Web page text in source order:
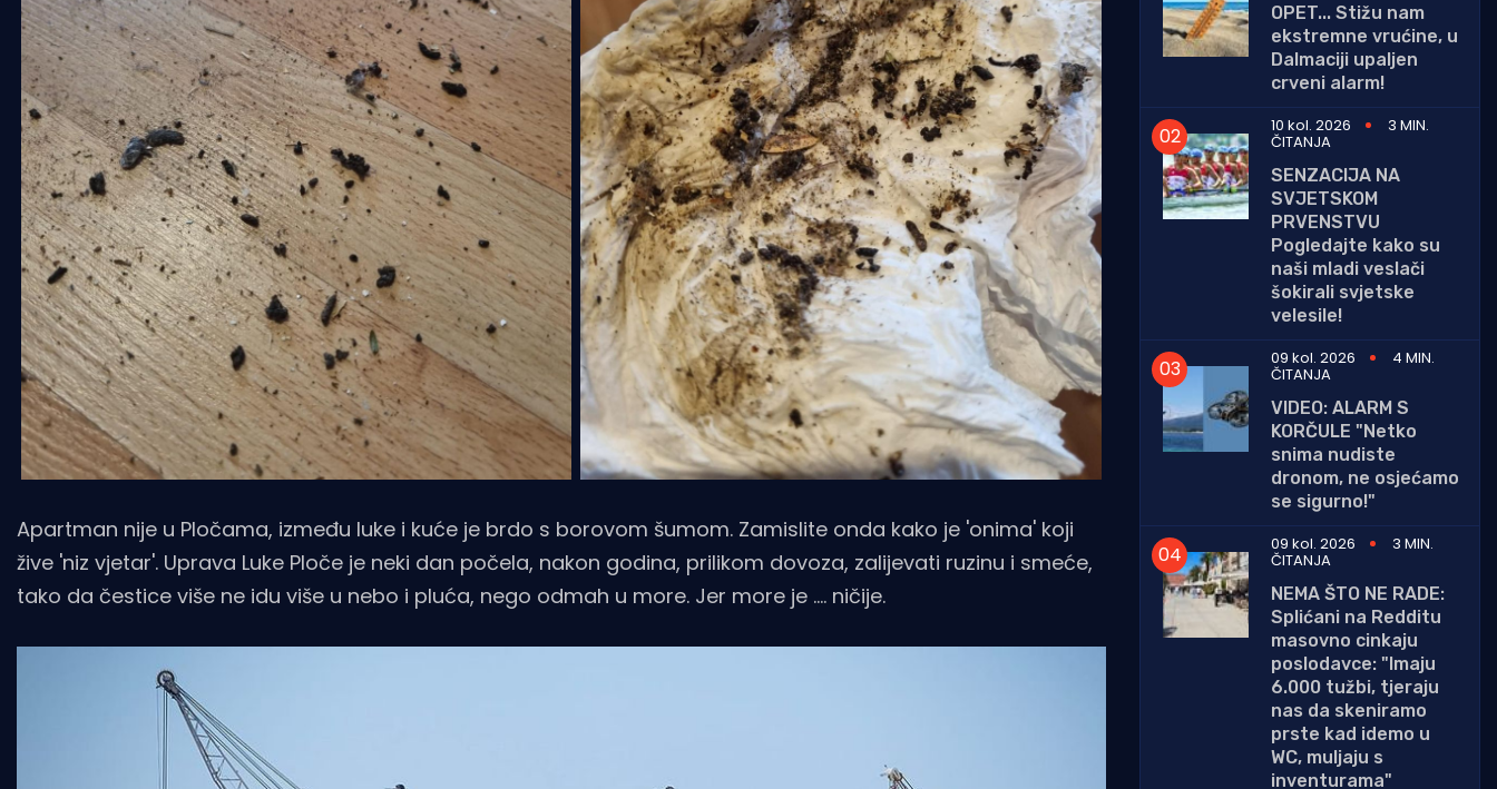
Apartman nije u Pločama, između luke i kuće je brdo s borovom šumom. Zamislite onda kako je 'onima' koji
žive 'niz vjetar'. Uprava Luke Ploče je neki dan počela, nakon godina, prilikom dovoza, zalijevati ruzinu i smeće,
tako da čestice više ne idu više u nebo i pluća, nego odmah u more. Jer more je .... ničije.
OPET... Stižu nam
ekstremne vrućine, u
Dalmaciji upaljen
crveni alarm!
10 kol. 2026
3 MIN.
ČITANJA
SENZACIJA NA
SVJETSKOM
PRVENSTVU
Pogledajte kako su
naši mladi veslači
šokirali svjetske
velesile!
09 kol. 2026
4 MIN.
ČITANJA
VIDEO: ALARM S
KORČULE "Netko
snima nudiste
dronom, ne osjećamo
se sigurno!"
09 kol. 2026
3 MIN.
ČITANJA
NEMA ŠTO NE RADE:
Splićani na Redditu
masovno cinkaju
poslodavce: "Imaju
6.000 tužbi, tjeraju
nas da skeniramo
prste kad idemo u
WC, muljaju s
inventurama"